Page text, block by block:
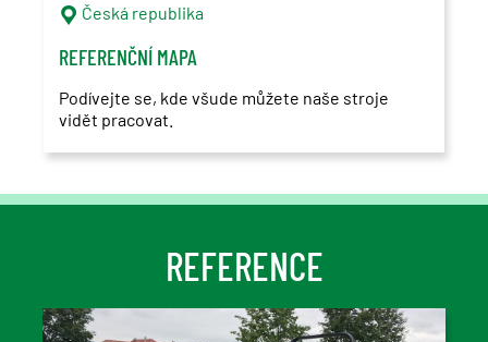
Česká republika
REFERENČNÍ MAPA
Podívejte se, kde všude můžete naše stroje
vidět pracovat.
REFERENCE